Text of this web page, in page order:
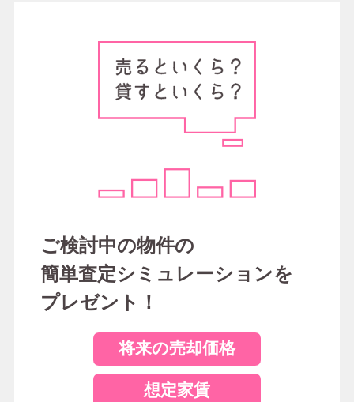
ご検討中の物件の
簡単査定シミュレーションを
プレゼント！
将来の売却価格
想定家賃